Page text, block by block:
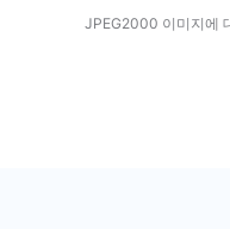
JPEG2000 이미지에